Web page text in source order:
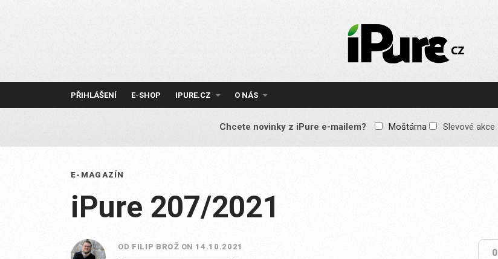
IPURE.CZ
Prémiový Apple e-
reklamy, žádné
obsah pro všechny
PŘIHLÁŠENÍ E-SHOP IPURE.CZ O NÁS
Chcete novinky z iPure e-mailem? Moštárna Slevové akce
E-MAGAZÍN
iPure 207/2021
OD FILIP BROŽ ON 14.10.2021
0